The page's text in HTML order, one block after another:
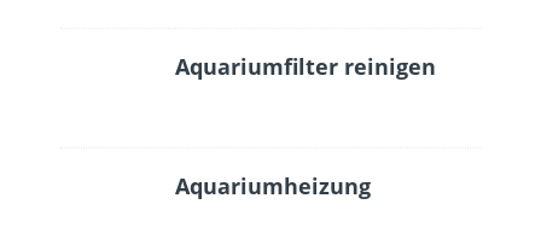
Aquariumfilter reinigen
Aquariumheizung